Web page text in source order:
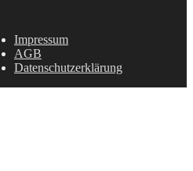
Impressum
AGB
Datenschutzerklärung